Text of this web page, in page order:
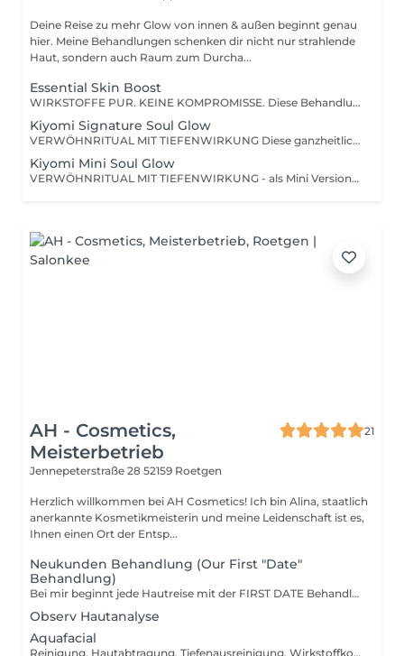
Deine Reise zu mehr Glow von innen & außen beginnt genau
hier. Meine Behandlungen schenken dir nicht nur strahlende
Haut, sondern auch Raum zum Durcha...
Essential Skin Boost
WIRKSTOFFE PUR. KEINE KOMPROMISSE. Diese Behandlung konzentriert sich auf das, was zählt: Reinigung, Peeling, gezielte Ausreinigung + Skin Scrubber, Maske, hochwertige Wirkstoffe und Lichttherapie. Eine Augen- und Lippenmaske schenkt dir zusätzlich Frische & Feuchtigkeit. Die finale Abschlusspflege versorgt deine Haut tiefenwirksam für ein langanhaltendes Ergebnis. Perfekt für dich, wenn du dir ein wirkstoffgeladenes Treatment mit sichtbarem Ergebnis wünschst. GOOD TO KNOW: Ganzheitlicher Aufbau & individuelle Anpassung Alle Behandlungen basieren auf einem festen Ablauf mit Reinigung, Peeling, Serum, Maske & Abschlusspflege inkl. SPF auch wenn nicht jeder Schritt einzeln erwähnt wird. Je nach Hautzustand können einzelne Schritte entfallen oder angepasst werden. Der Schutz deiner Hautbarriere sowie die Vorbeugung von Irritationen und Infektionen haben immer Vorrang. Sollte deine gebuchte Behandlung nicht optimal passen, empfehle ich dir vor Ort gerne eine passende Alternative.
Kiyomi Signature Soul Glow
VERWÖHNRITUAL MIT TIEFENWIRKUNG Diese ganzheitliche Gesichtsbehandlung lädt dich ein ganz bei dir anzukommen. Sie verbindet sanfte Pflege mit achtsamen Ritualen, tiefem Loslassen und liebevoller Berührung. Dieses Ritual aus einer sanften Reinigung, Skin Scrubber, Maske, Lichttherapie, einer entspannenden Massage & hochwertigen Wirkstoffen nährt deine Haut & berührt deine Seele. Die Abschlusspflege schenkt dir einen sichtbaren Glow und ein strahlendes Gefühl - von innen und außen. Perfekt für dich, wenn du mehr suchst als "nur" eine klassische Gesichtsbehandlung, sondern eine Auszeit voller Gefühl, Ruhe und Regeneration. GOOD TO KNOW: Ganzheitlicher Aufbau & individuelle Anpassung Alle Behandlungen basieren auf einem festen Ablauf mit Reinigung, Peeling, Serum, Maske & Abschlusspflege inkl. SPF auch wenn nicht jeder Schritt einzeln erwähnt wird. Je nach Hautzustand können einzelne Schritte entfallen oder angepasst werden. Der Schutz deiner Hautbarriere sowie die Vorbeugung von Irritationen und Infektionen haben immer Vorrang. Sollte deine gebuchte Behandlung nicht optimal passen, empfehle ich dir vor Ort gerne eine passende Alternative.
Kiyomi Mini Soul Glow
VERWÖHNRITUAL MIT TIEFENWIRKUNG - als Mini Version Die kompakte Version unseres Signature Soul Glow Rituals: Sanfte Reinigung, mildes Peeling, entspannende Massage & pflegende Maske mit Jadeaugenmaske. Begleitet von wohltuenden Düften und Affirmationsbestandteile und Momente der Stille für strahlende Haut & achtsame Entspannung. Die Abschlusspflege schenkt dir einen sichtbaren Glow und ein strahlendes Gefühl - von innen und außen. Perfekt für dich, wenn du mehr suchst als "nur" eine klassische Gesichtsbehandlung, sondern eine Auszeit voller Gefühl, Ruhe und Regeneration. GOOD TO KNOW: Ganzheitlicher Aufbau & individuelle Anpassung Alle Behandlungen basieren auf einem festen Ablauf mit Reinigung, Peeling, Serum, Maske & Abschlusspflege inkl. SPF auch wenn nicht jeder Schritt einzeln erwähnt wird. Je nach Hautzustand können einzelne Schritte entfallen oder angepasst werden. Der Schutz deiner Hautbarriere sowie die Vorbeugung von Irritationen und Infektionen haben immer Vorrang. Sollte deine gebuchte Behandlung nicht optimal passen, empfehle ich dir vor Ort gerne eine passende Alternative.
AH - Cosmetics,
Meisterbetrieb
21
Jennepeterstraße 28 52159 Roetgen
Herzlich willkommen bei AH Cosmetics! Ich bin Alina, staatlich
anerkannte Kosmetikmeisterin und meine Leidenschaft ist es,
Ihnen einen Ort der Entsp...
Neukunden Behandlung (Our First "Date"
Behandlung)
Bei mir beginnt jede Hautreise mit der FIRST DATE Behandlung. Hier gelangen wir in 5 Schritten zu deinem Hautziel! 1. Anamnese 2. Digitale & Manuelle Hautanalyse 3. Behandlungskonzept erstellen 4. Individuelle Behandlung 5. Heimpflegeplan
Observ Hautanalyse
Aquafacial
Reinigung, Hautabtragung, Tiefenausreinigung, Wirkstoffkonzentrat, LED - Lichttherapie, Maske und Abschlusspflege